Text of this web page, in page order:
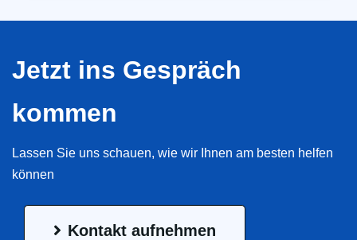
Jetzt ins Gespräch
kommen
Lassen Sie uns schauen, wie wir Ihnen am besten helfen
können
Kontakt aufnehmen